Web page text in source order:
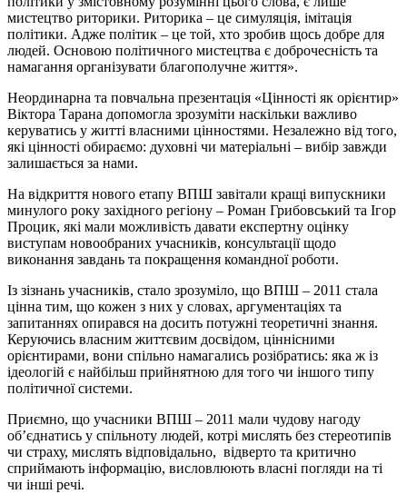
мистецтво риторики. Риторика – це симуляція, імітація
політики. Адже політик – це той, хто зробив щось добре для
людей. Основою політичного мистецтва є доброчесність та
намагання організувати благополучне життя».
Неординарна та повчальна презентація «Цінності як орієнтир»
Віктора Тарана допомогла зрозуміти наскільки важливо
керуватись у житті власними цінностями. Незалежно від того,
які цінності обираємо: духовні чи матеріальні – вибір завжди
залишається за нами.
На відкриття нового етапу ВПШ завітали кращі випускники
минулого року західного регіону – Роман Грибовський та Ігор
Процик, які мали можливість давати експертну оцінку
виступам новообраних учасників, консультації щодо
виконання завдань та покращення командної роботи.
Із зізнань учасників, стало зрозуміло, що ВПШ – 2011 стала
цінна тим, що кожен з них у словах, аргументаціях та
запитаннях опирався на досить потужні теоретичні знання.
Керуючись власним життєвим досвідом, ціннісними
орієнтирами, вони спільно намагались розібратись: яка ж із
ідеологій є найбільш прийнятною для того чи іншого типу
політичної системи.
Приємно, що учасники ВПШ – 2011 мали чудову нагоду
об’єднатись у спільноту людей, котрі мислять без стереотипів
чи страху, мислять відповідально, відверто та критично
сприймають інформацію, висловлюють власні погляди на ті
чи інші речі.